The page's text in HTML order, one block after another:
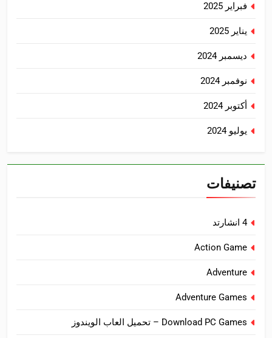
فبراير 2025
يناير 2025
ديسمبر 2024
نوفمبر 2024
أكتوبر 2024
يوليو 2024
تصنيفات
4 انشارتد
Action Game
Adventure
Adventure Games
Download PC Games – تحميل العاب الويندوز